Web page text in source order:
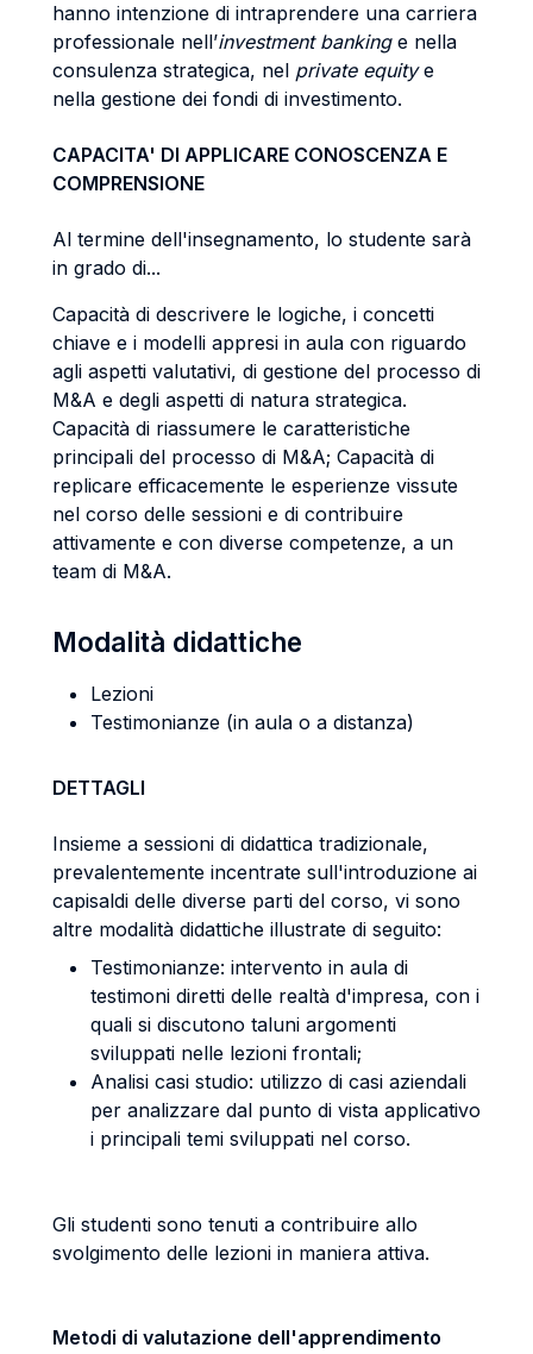
hanno intenzione di intraprendere una carriera
professionale nell’investment bankinge nella
consulenza strategica, nel private equitye
nella gestione dei fondi di investimento.
CAPACITA' DI APPLICARE CONOSCENZA E
COMPRENSIONE
Al termine dell'insegnamento, lo studente sarà
in grado di...
Capacità di descrivere le logiche, i concetti
chiave e i modelli appresi in aula con riguardo
agli aspetti valutativi, di gestione del processo di
M&A e degli aspetti di natura strategica.
Capacità di riassumere le caratteristiche
principali del processo di M&A; Capacità di
replicare efficacemente le esperienze vissute
nel corso delle sessioni e di contribuire
attivamente e con diverse competenze, a un
team di M&A.
Modalità didattiche
Lezioni
Testimonianze (in aula o a distanza)
DETTAGLI
Insieme a sessioni di didattica tradizionale,
prevalentemente incentrate sull'introduzione ai
capisaldi delle diverse parti del corso, vi sono
altre modalità didattiche illustrate di seguito:
Testimonianze: intervento in aula di
testimoni diretti delle realtà d'impresa, con i
quali si discutono taluni argomenti
sviluppati nelle lezioni frontali;
Analisi casi studio: utilizzo di casi aziendali
per analizzare dal punto di vista applicativo
i principali temi sviluppati nel corso.
Gli studenti sono tenuti a contribuire allo
svolgimento delle lezioni in maniera attiva.
Metodi di valutazione dell'apprendimento